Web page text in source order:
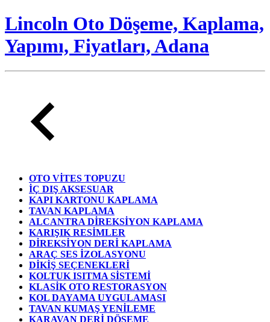
Lincoln Oto Döşeme, Kaplama,
Yapımı, Fiyatları, Adana
OTO VİTES TOPUZU
İÇ DIŞ AKSESUAR
KAPI KARTONU KAPLAMA
TAVAN KAPLAMA
ALCANTRA DİREKSİYON KAPLAMA
KARIŞIK RESİMLER
DİREKSİYON DERİ KAPLAMA
ARAÇ SES İZOLASYONU
DİKİŞ SEÇENEKLERİ
KOLTUK ISITMA SİSTEMİ
KLASİK OTO RESTORASYON
KOL DAYAMA UYGULAMASI
TAVAN KUMAŞ YENİLEME
KARAVAN DERİ DÖŞEME